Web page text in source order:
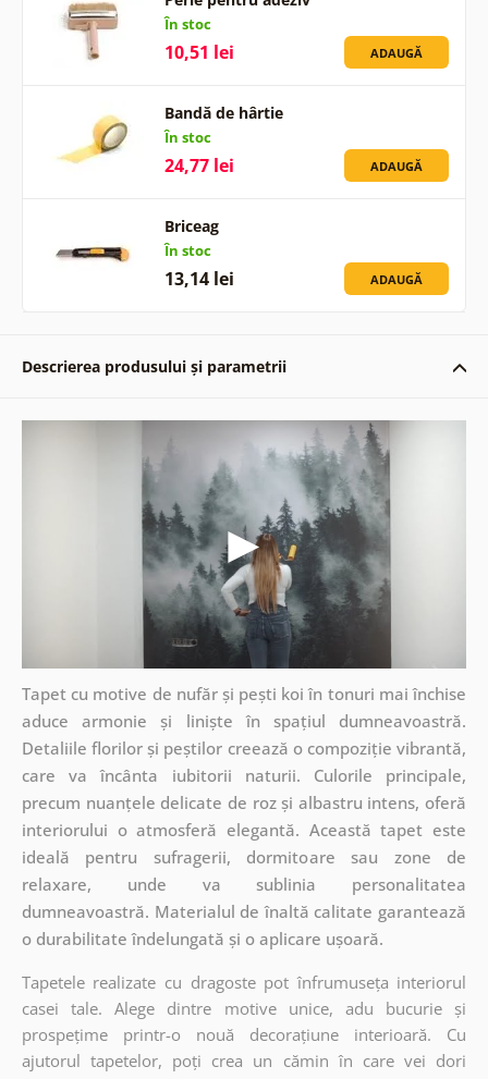
În stoc
10,51 lei ADAUGĂ
Bandă de hârtie
În stoc
24,77 lei ADAUGĂ
Briceag
În stoc
13,14 lei ADAUGĂ
Descrierea produsului și parametrii
Tapet cu motive de nufăr și pești koi în tonuri mai închise
aduce armonie și liniște în spațiul dumneavoastră.
Detaliile florilor și peștilor creează o compoziție vibrantă,
care va încânta iubitorii naturii. Culorile principale,
precum nuanțele delicate de roz și albastru intens, oferă
interiorului o atmosferă elegantă. Această tapet este
ideală pentru sufragerii, dormitoare sau zone de
relaxare, unde va sublinia personalitatea
dumneavoastră. Materialul de înaltă calitate garantează
o durabilitate îndelungată și o aplicare ușoară.
Tapetele realizate cu dragoste pot înfrumuseța interiorul
casei tale. Alege dintre motive unice, adu bucurie și
prospețime printr-o nouă decorațiune interioară. Cu
ajutorul tapetelor, poți crea un cămin în care vei dori